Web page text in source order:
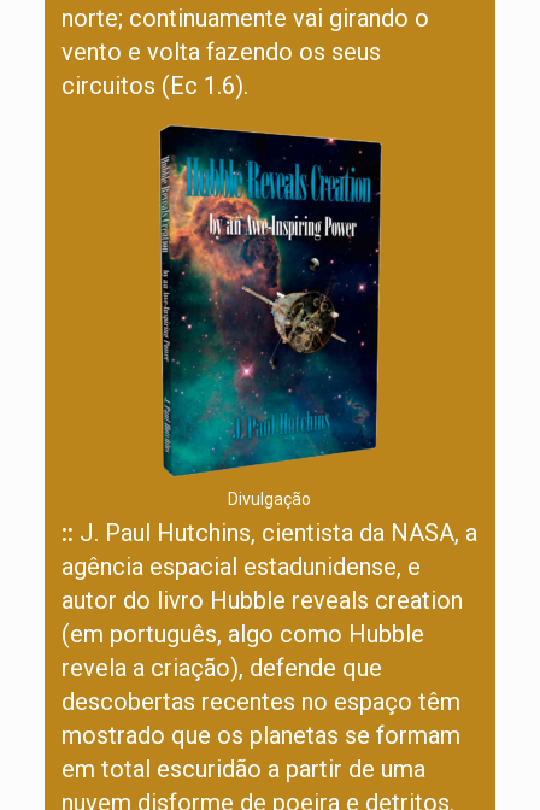
norte; continuamente vai girando o
vento e volta fazendo os seus
circuitos (Ec 1.6).
Divulgação
:: J. Paul Hutchins, cientista da NASA, a
agência espacial estadunidense, e
autor do livro Hubble reveals creation
(em português, algo como Hubble
revela a criação), defende que
descobertas recentes no espaço têm
mostrado que os planetas se formam
em total escuridão a partir de uma
nuvem disforme de poeira e detritos.